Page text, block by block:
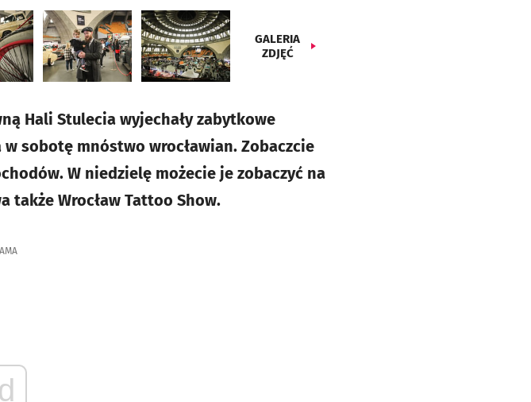
GALERIA
ZDJĘĆ
Hali Stulecia wyjechały zabytkowe
sobotę mnóstwo wrocławian. Zobaczcie
W niedzielę możecie je zobaczyć na
także Wrocław Tattoo Show.